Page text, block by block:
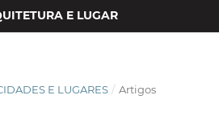
E LUGAR
E LUGARES / Artigos